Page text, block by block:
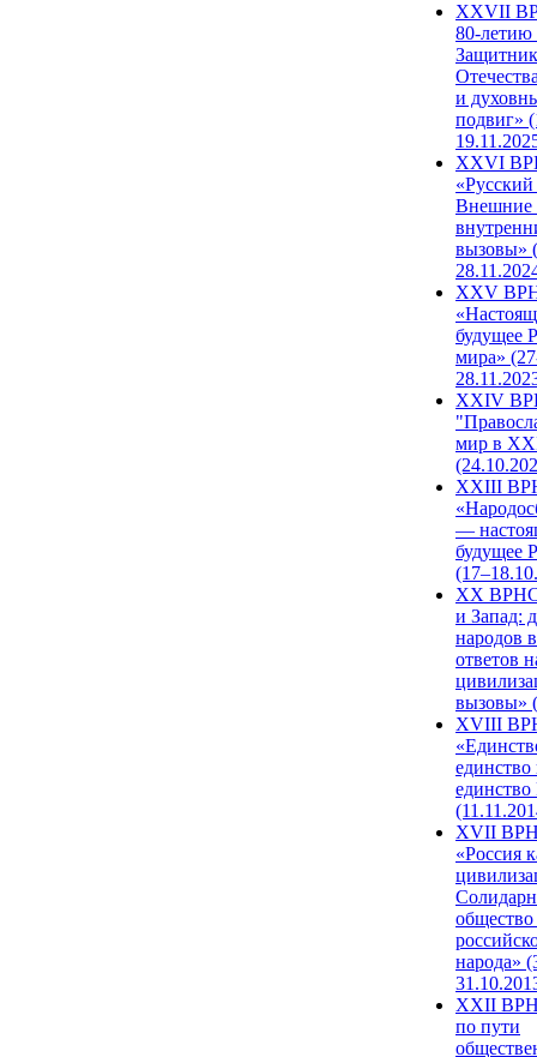
ХХVII
80-
и
подвиг»
XXVI
Внешние
вызовы»
XXV
будущее
мира»
XXIV
мир в
XXIII
—
будущее
XX ВРНС
и Запад:
народов
ответов
вызовы»
XVIII
единство
единство
XVII
«Россия
народа»
XXII
по пути